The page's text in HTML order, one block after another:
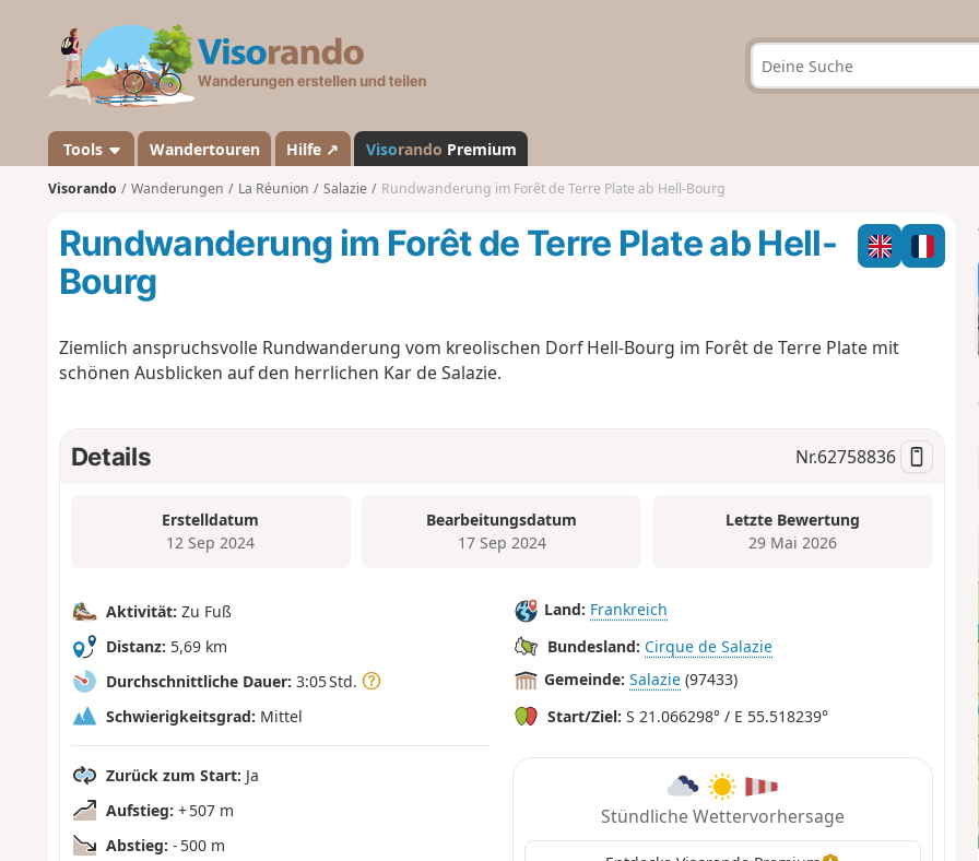
a
n
d
Tools Wandertouren Hilfe ↗ Visorando Premium
Visorando Wanderungen La Réunion Salazie Rundwanderung im Forêt de Terre Plate ab Hell-Bourg
Rundwanderung im Forêt de Terre Plate ab Hell-
Bourg
Ziemlich anspruchsvolle Rundwanderung vom kreolischen Dorf Hell-Bourg im Forêt de Terre Plate mit
schönen Ausblicken auf den herrlichen Kar de Salazie.
Details Nr.62758836
Erstelldatum
12 Sep 2024
Bearbeitungsdatum
17 Sep 2024
Letzte Bewertung
29 Mai 2026
Aktivität: Zu Fuß
Distanz: 5,69 km
Durchschnittliche Dauer: 3:05 Std.
Schwierigkeitsgrad: Mittel
Zurück zum Start: Ja
Aufstieg: + 507 m
Abstieg: - 500 m
Land: Frankreich
Bundesland: Cirque de Salazie
Gemeinde: Salazie (97433)
Start/Ziel: S 21.066298° / E 55.518239°
Stündliche Wettervorhersage